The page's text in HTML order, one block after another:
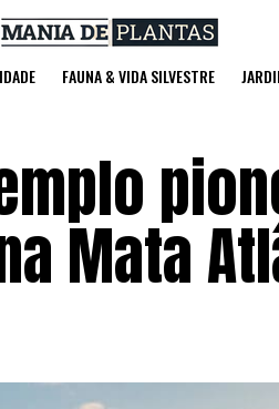
FAUNA & VIDA SILVESTRE
Mata